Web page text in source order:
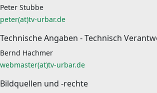
Peter Stubbe
peter(at)tv-urbar.de
Technische Angaben - Technisch
Bernd Hachmer
webmaster(at)tv-urbar.de
Bildquellen und -rechte